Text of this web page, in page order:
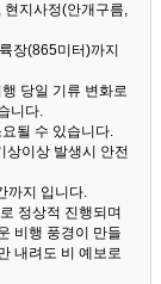
지사정(안개구름,
장(865미터)까지
당일 기류 변화로
니다.
될 수 있습니다.
상이상 발생시 안전
까지 입니다.
정상적 진행되며
비행 풍경이 만들
내려도 비 예보로